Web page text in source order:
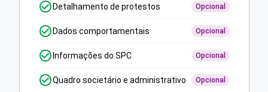
Detalhamento de protestos Opcional
Dados comportamentais Opcional
Informações do SPC Opcional
Quadro societário e administrativo Opcional